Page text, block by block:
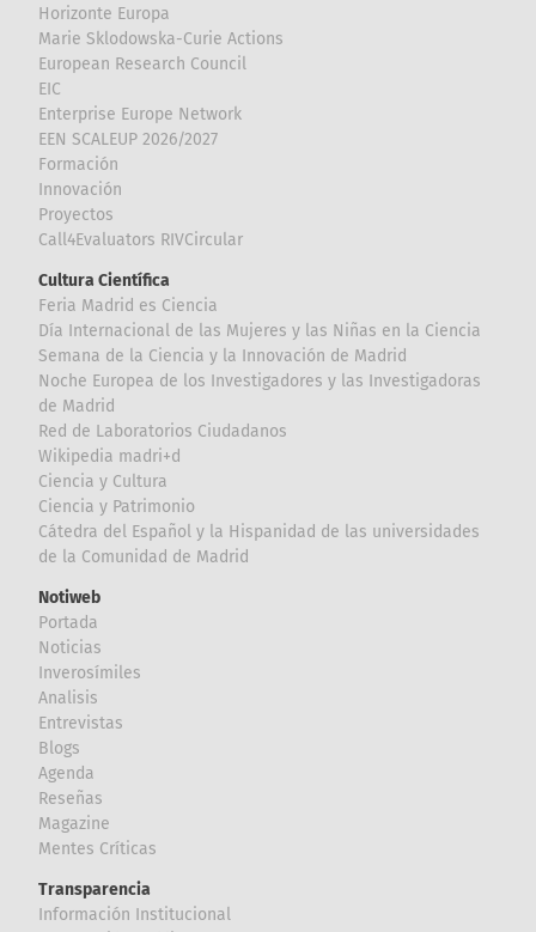
Horizonte Europa
Marie Sklodowska-Curie Actions
European Research Council
EIC
Enterprise Europe Network
EEN SCALEUP 2026/2027
Formación
Innovación
Proyectos
Call4Evaluators RIVCircular
Cultura Científica
Feria Madrid es Ciencia
Día Internacional de las Mujeres y las Niñas en la Ciencia
Semana de la Ciencia y la Innovación de Madrid
Noche Europea de los Investigadores y las Investigadoras
de Madrid
Red de Laboratorios Ciudadanos
Wikipedia madri+d
Ciencia y Cultura
Ciencia y Patrimonio
Cátedra del Español y la Hispanidad de las universidades
de la Comunidad de Madrid
Notiweb
Portada
Noticias
Inverosímiles
Analisis
Entrevistas
Blogs
Agenda
Reseñas
Magazine
Mentes Críticas
Transparencia
Información Institucional